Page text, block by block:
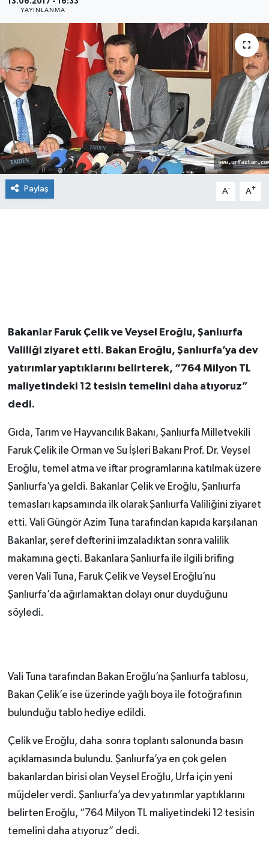
YAYINLANMA
Paylaş A- A+
Bakanlar Faruk Çelik ve Veysel Eroğlu, Şanlıurfa
Valiliği ziyaret etti. Bakan Eroğlu, Şanlıurfa’ya dev
yatırımlar yaptıklarını belirterek, “764 Milyon TL
maliyetindeki 12 tesisin temelini daha atıyoruz”
dedi.
Gıda, Tarım ve Hayvancılık Bakanı, Şanlıurfa Milletvekili
Faruk Çelik ile Orman ve Su İşleri Bakanı Prof. Dr. Veysel
Eroğlu, temel atma ve iftar programlarına katılmak üzere
Şanlıurfa’ya geldi. Bakanlar Çelik ve Eroğlu, Şanlıurfa
temasları kapsamında ilk olarak Şanlıurfa Valiliğini ziyaret
etti. Vali Güngör Azim Tuna tarafından kapıda karşılanan
Bakanlar, şeref defterini imzaladıktan sonra valilik
makamına geçti. Bakanlara Şanlıurfa ile ilgili brifing
veren Vali Tuna, Faruk Çelik ve Veysel Eroğlu’nu
Şanlıurfa’da ağırlamaktan dolayı onur duyduğunu
söyledi.
Vali Tuna tarafından Bakan Eroğlu’na Şanlıurfa tablosu,
Bakan Çelik’e ise üzerinde yağlı boya ile fotoğrafının
bulunduğu tablo hediye edildi.
Çelik ve Eroğlu, daha sonra toplantı salonunda basın
açıklamasında bulundu. Şanlıurfa’ya en çok gelen
bakanlardan birisi olan Veysel Eroğlu, Urfa için yeni
müjdeler verdi. Şanlıurfa’ya dev yatırımlar yaptıklarını
belirten Eroğlu, “764 Milyon TL maliyetindeki 12 tesisin
temelini daha atıyoruz” dedi.